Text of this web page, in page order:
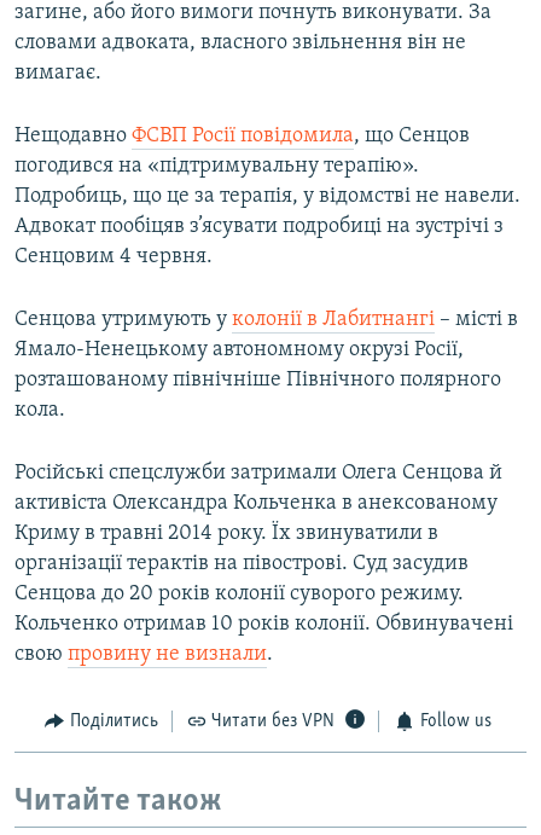
загине, або його вимоги почнуть виконувати. За
словами адвоката, власного звільнення він не
вимагає.
Нещодавно ФСВП Росії повідомила, що Сенцов
погодився на «підтримувальну терапію».
Подробиць, що це за терапія, у відомстві не навели.
Адвокат пообіцяв з’ясувати подробиці на зустрічі з
Сенцовим 4 червня.
Сенцова утримують у колонії в Лабитнангі – місті в
Ямало-Ненецькому автономному окрузі Росії,
розташованому північніше Північного полярного
кола.
Російські спецслужби затримали Олега Сенцова й
активіста Олександра Кольченка в анексованому
Криму в травні 2014 року. Їх звинуватили в
організації терактів на півострові. Суд засудив
Сенцова до 20 років колонії суворого режиму.
Кольченко отримав 10 років колонії. Обвинувачені
свою провину не визнали.
Поділитись Читати без VPN Follow us
Читайте також